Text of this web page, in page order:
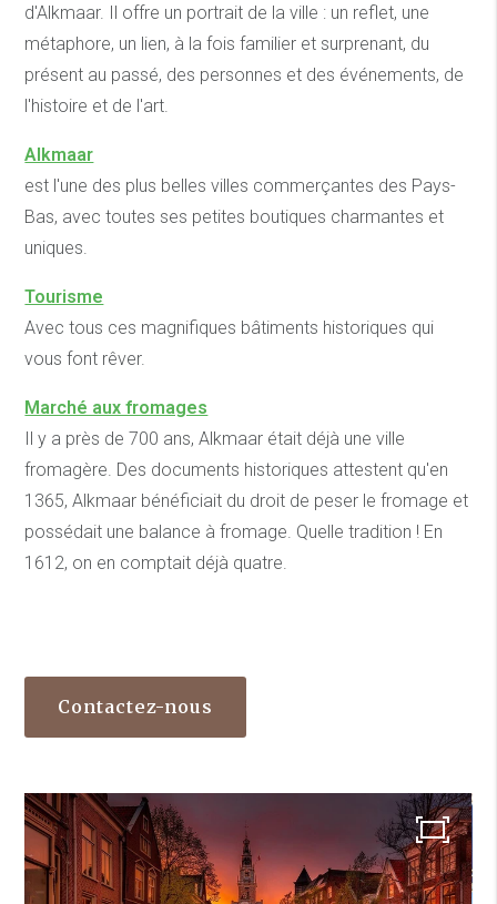
d'Alkmaar. Il offre un portrait de la ville : un reflet, une
métaphore, un lien, à la fois familier et surprenant, du
présent au passé, des personnes et des événements, de
l'histoire et de l'art.
Alkmaar
est l'une des plus belles villes commerçantes des Pays-
Bas, avec toutes ses petites boutiques charmantes et
uniques.
Tourisme
Avec tous ces magnifiques bâtiments historiques qui
vous font rêver.
Marché aux fromages
Il y a près de 700 ans, Alkmaar était déjà une ville
fromagère. Des documents historiques attestent qu'en
1365, Alkmaar bénéficiait du droit de peser le fromage et
possédait une balance à fromage. Quelle tradition ! En
1612, on en comptait déjà quatre.
Contactez-nous